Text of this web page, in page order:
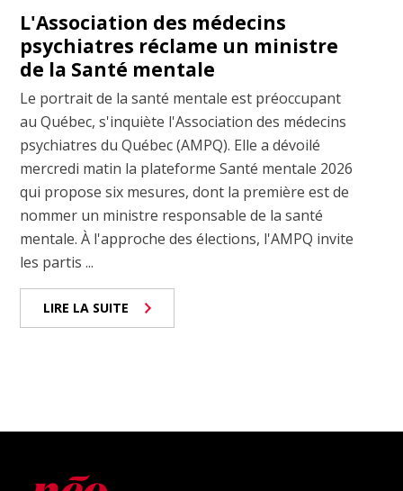
L'Association des médecins
psychiatres réclame un ministre
de la Santé mentale
Le portrait de la santé mentale est préoccupant
au Québec, s'inquiète l'Association des médecins
psychiatres du Québec (AMPQ). Elle a dévoilé
mercredi matin la plateforme Santé mentale 2026
qui propose six mesures, dont la première est de
nommer un ministre responsable de la santé
mentale. À l'approche des élections, l'AMPQ invite
les partis ...
LIRE LA SUITE